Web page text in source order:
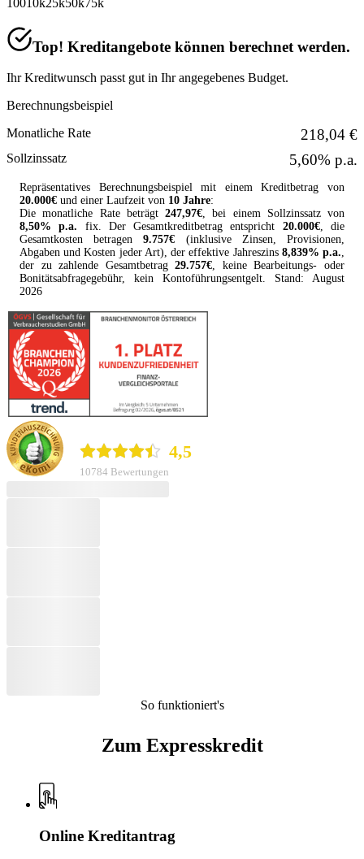
Top! Kreditangebote können berechnet werden.
Ihr Kreditwunsch passt gut in Ihr angegebenes Budget.
Berechnungsbeispiel
Monatliche Rate
218,04 €
Sollzinssatz 5,60% p.a.
Repräsentatives Berechnungsbeispiel mit einem Kreditbetrag von
20.000€ und einer Laufzeit von 10 Jahre:
Die monatliche Rate beträgt 247,97€ , bei einem Sollzinssatz von
8,50% p.a. fix. Der Gesamtkreditbetrag entspricht 20.000€, die
Gesamtkosten betragen
9.757€ (inklusive Zinsen, Provisionen,
Abgaben und Kosten jeder Art), der effektive Jahreszins 8,839% p.a.
der zu zahlende Gesamtbetrag 29.757€ , keine Bearbeitungs- oder
Bonitätsabfragegebühr, kein Kontoführungsentgelt. Stand: August
2026
4,5
10784 Bewertungen
So funktioniert's
Zum Expresskredit
Online Kreditantrag